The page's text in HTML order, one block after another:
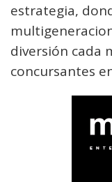
estrategia,
diversión cada
concursantes